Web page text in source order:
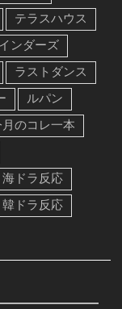
テラスハウス
ンダーズ
ラストダンス
ルパン
のコレ一本
海ドラ反応
韓ドラ反応